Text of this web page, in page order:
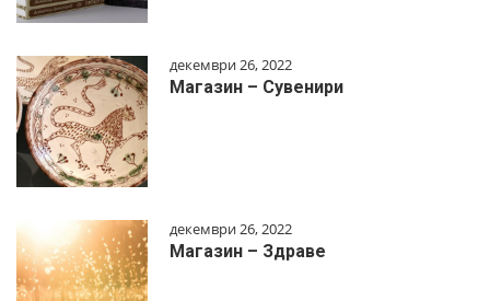
декември 26, 2022
Магазин – Сувенири
декември 26, 2022
Магазин – Здраве